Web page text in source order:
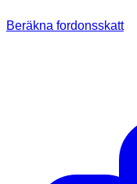
Beräkna fordonsskatt